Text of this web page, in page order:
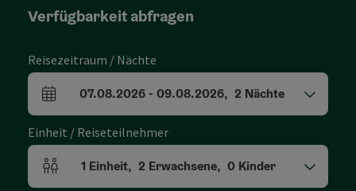
Verfügbarkeit abfragen
Reisezeitraum / Nächte
An- und Abreisefelder
07.08.2026- 09.08.2026, 2 Nächte
Einheit / Reiseteilnehmer
Einheitenanzahl und Personenfelder
1 Einheit, 2 Erwachsene, 0 Kinder